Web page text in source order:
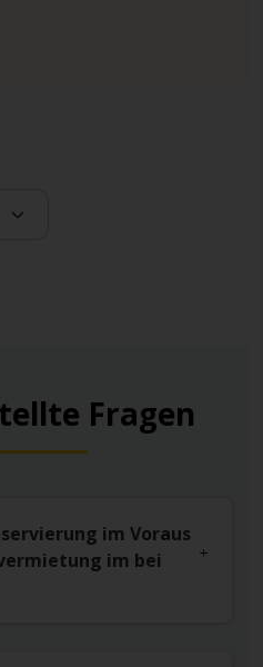
Fragen
im Voraus
im bei